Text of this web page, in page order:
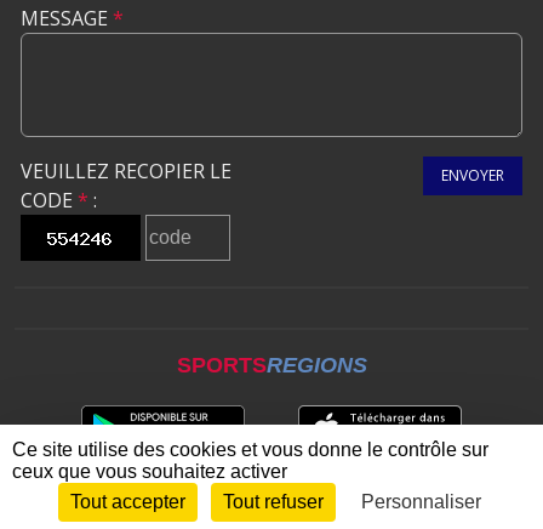
MESSAGE *
VEUILLEZ RECOPIER LE
CODE * :
ENVOYER
SPORTSREGIONS
Envie de participer ? CONNEXION
Ce site utilise des cookies et vous donne le contrôle sur
ceux que vous souhaitez activer
Tout accepter
Tout refuser Personnaliser